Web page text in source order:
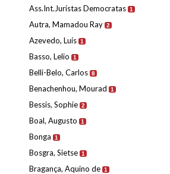
Ass.Int.Juristas Democratas 1
Autra, Mamadou Ray 2
Azevedo, Luís 1
Basso, Lelio 1
Belli-Belo, Carlos 8
Benachenhou, Mourad 1
Bessis, Sophie 2
Boal, Augusto 1
Bonga 1
Bosgra, Sietse 1
Bragança, Aquino de 1